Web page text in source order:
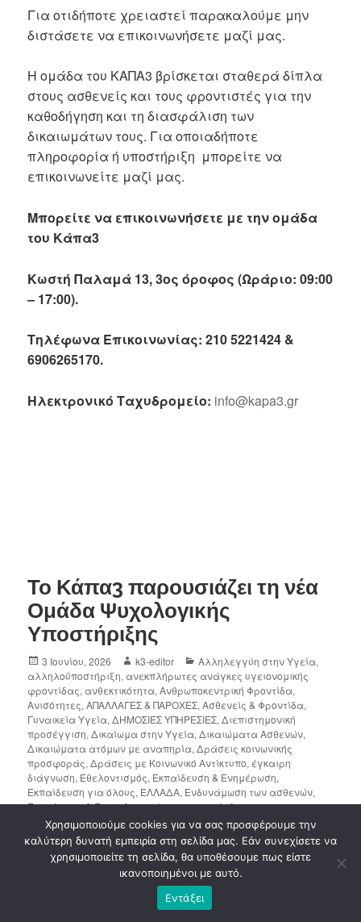
Για οτιδήποτε χρειαστεί παρακαλούμε μην
διστάσετε να επικοινωνήσετε μαζί μας.
Η ομάδα του ΚΑΠΑ3 βρίσκεται σταθερά δίπλα
στους ασθενείς και τους φροντιστές για την
καθοδήγηση και τη διασφάλιση των
δικαιωμάτων τους. Για οποιαδήποτε
πληροφορία ή υποστήριξη μπορείτε να
επικοινωνείτε μαζί μας.
Μπορείτε να επικοινωνήσετε με την ομάδα
του Κάπα3
Κωστή Παλαμά 13, 3ος όροφος (Ωράριο: 09:00
– 17:00).
Τηλέφωνα Επικοινωνίας: 210 5221424 &
6906265170.
Ηλεκτρονικό Ταχυδρομείο: info@kapa3.gr
Το Κάπα3 παρουσιάζει τη νέα
Ομάδα Ψυχολογικής
Υποστήριξης
3 Ιουνίου, 2026 k3-editor Αλληλεγγύη στην Υγεία,
αλληλοϋποστήριξη, ανεκπλήρωτες ανάγκες υγειονομικής
φροντίδας, ανθεκτικότητα,Ανθρωποκεντρική Φροντίδα,
Ανισότητες,ΑΠΑΛΛΑΓΕΣ & ΠΑΡΟΧΕΣ,Ασθενείς & Φροντίδα,
Γυναικεία Υγεία,ΔΗΜΟΣΙΕΣ ΥΠΗΡΕΣΙΕΣ,Διεπιστημονική
προσέγγιση,Δικαίωμα στην Υγεία,Δικαιώματα Ασθενών,
Δικαιώματα ατόμων με αναπηρία,Δράσεις κοινωνικής
προσφοράς,Δράσεις με Κοινωνικό Αντίκτυπο, έγκαιρη
διάγνωση, Εθελοντισμός, Εκπαίδευση & Ενημέρωση,
Εκπαίδευση για όλους, ΕΛΛΑΔΑ, Ενδυνάμωση των ασθενών,
Ενημέρωση & Ευαισθητοποίηση,ενσυναίσθηση,
Εξατομικευμένη ιατρική,επαγγελματίες υγείας,επιβίωση από
καρκίνο , Επιστημονική Πληροφόρηση,Επιστημονική Συνάντηση
Ευαισθητοποίηση, Ευάλωτες Ομάδες
Ευρωπαϊκά
Προγράμματα,Ισότιμη Πρόσβαση, καινοτομία στην ογκολογία
Καινοτομία στην Υγεία,Κάπα3 - Δράσεις και παρεμβάσεις
Κάπα3-Συνεργασίες
ΚΟΙΝΩΝΙΚΗ ΕΝΤΑΞΗ,ΚΟΙΝΩΝΙΚΗ ΠΡΟΣΤΑΣΙΑ
Χρησιμοποιούμε cookies για να σας προσφέρουμε την
καλύτερη δυνατή εμπειρία στη σελίδα μας. Εάν συνεχίσετε να
χρησιμοποιείτε τη σελίδα, θα υποθέσουμε πως είστε
ικανοποιημένοι με αυτό.
Εντάξει